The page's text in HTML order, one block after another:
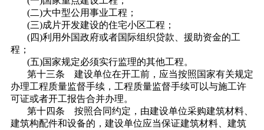
(二)大中型公用事业工程；
(三)成片开发建设的住宅小区工程；
(四)利用外国政府或者国际组织贷款、援助资金的工
程；
(五)国家规定必须实行监理的其他工程。
第十三条 建设单位在开工前，应当按照国家有关规定
办理工程质量监督手续，工程质量监督手续可以与施工许
可证或者开工报告合并办理。
第十四条 按照合同约定，由建设单位采购建筑材料、
建筑构配件和设备的，建设单位应当保证建筑材料、建筑